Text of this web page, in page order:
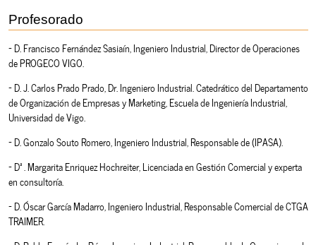
Profesorado
- D. Francisco Fernández Sasiaín, Ingeniero Industrial, Director de Operaciones
de PROGECO VIGO.
- D. J. Carlos Prado Prado, Dr. Ingeniero Industrial. Catedrático del Departamento
de Organización de Empresas y Marketing, Escuela de Ingeniería Industrial,
Universidad de Vigo.
- D. Gonzalo Souto Romero, Ingeniero Industrial, Responsable de (IPASA).
- Dª. Margarita Enriquez Hochreiter, Licenciada en Gestión Comercial y experta
en consultoría.
- D. Óscar García Madarro, Ingeniero Industrial, Responsable Comercial de CTGA
TRAIMER.